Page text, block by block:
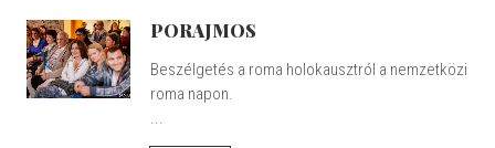
PORAJMOS
Beszélgetés a roma holokausztról a nemzetközi
roma napon.
...